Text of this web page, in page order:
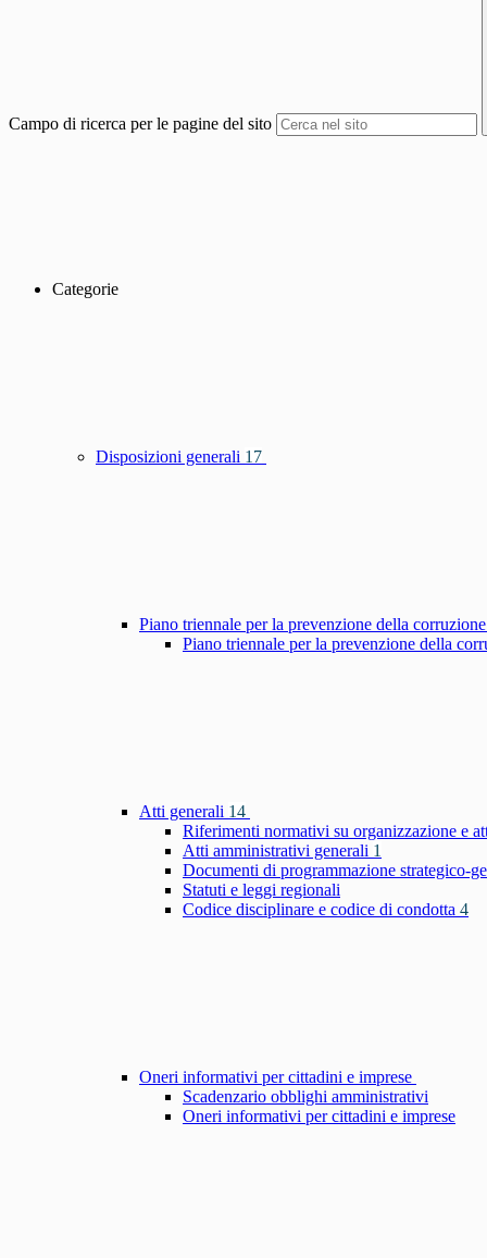
Campo di ricerca per le pagine del sito
Categorie
Disposizioni generali 17
Piano triennale per la prevenzione della
Piano triennale per la prevenzione della
Atti generali 14
Riferimenti normativi su organizzazione e
Atti amministrativi generali 1
Documenti di programmazione strategico-
Statuti e leggi regionali
Codice disciplinare e codice di condotta 4
Oneri informativi per cittadini e imprese
Scadenzario obblighi amministrativi
Oneri informativi per cittadini e imprese